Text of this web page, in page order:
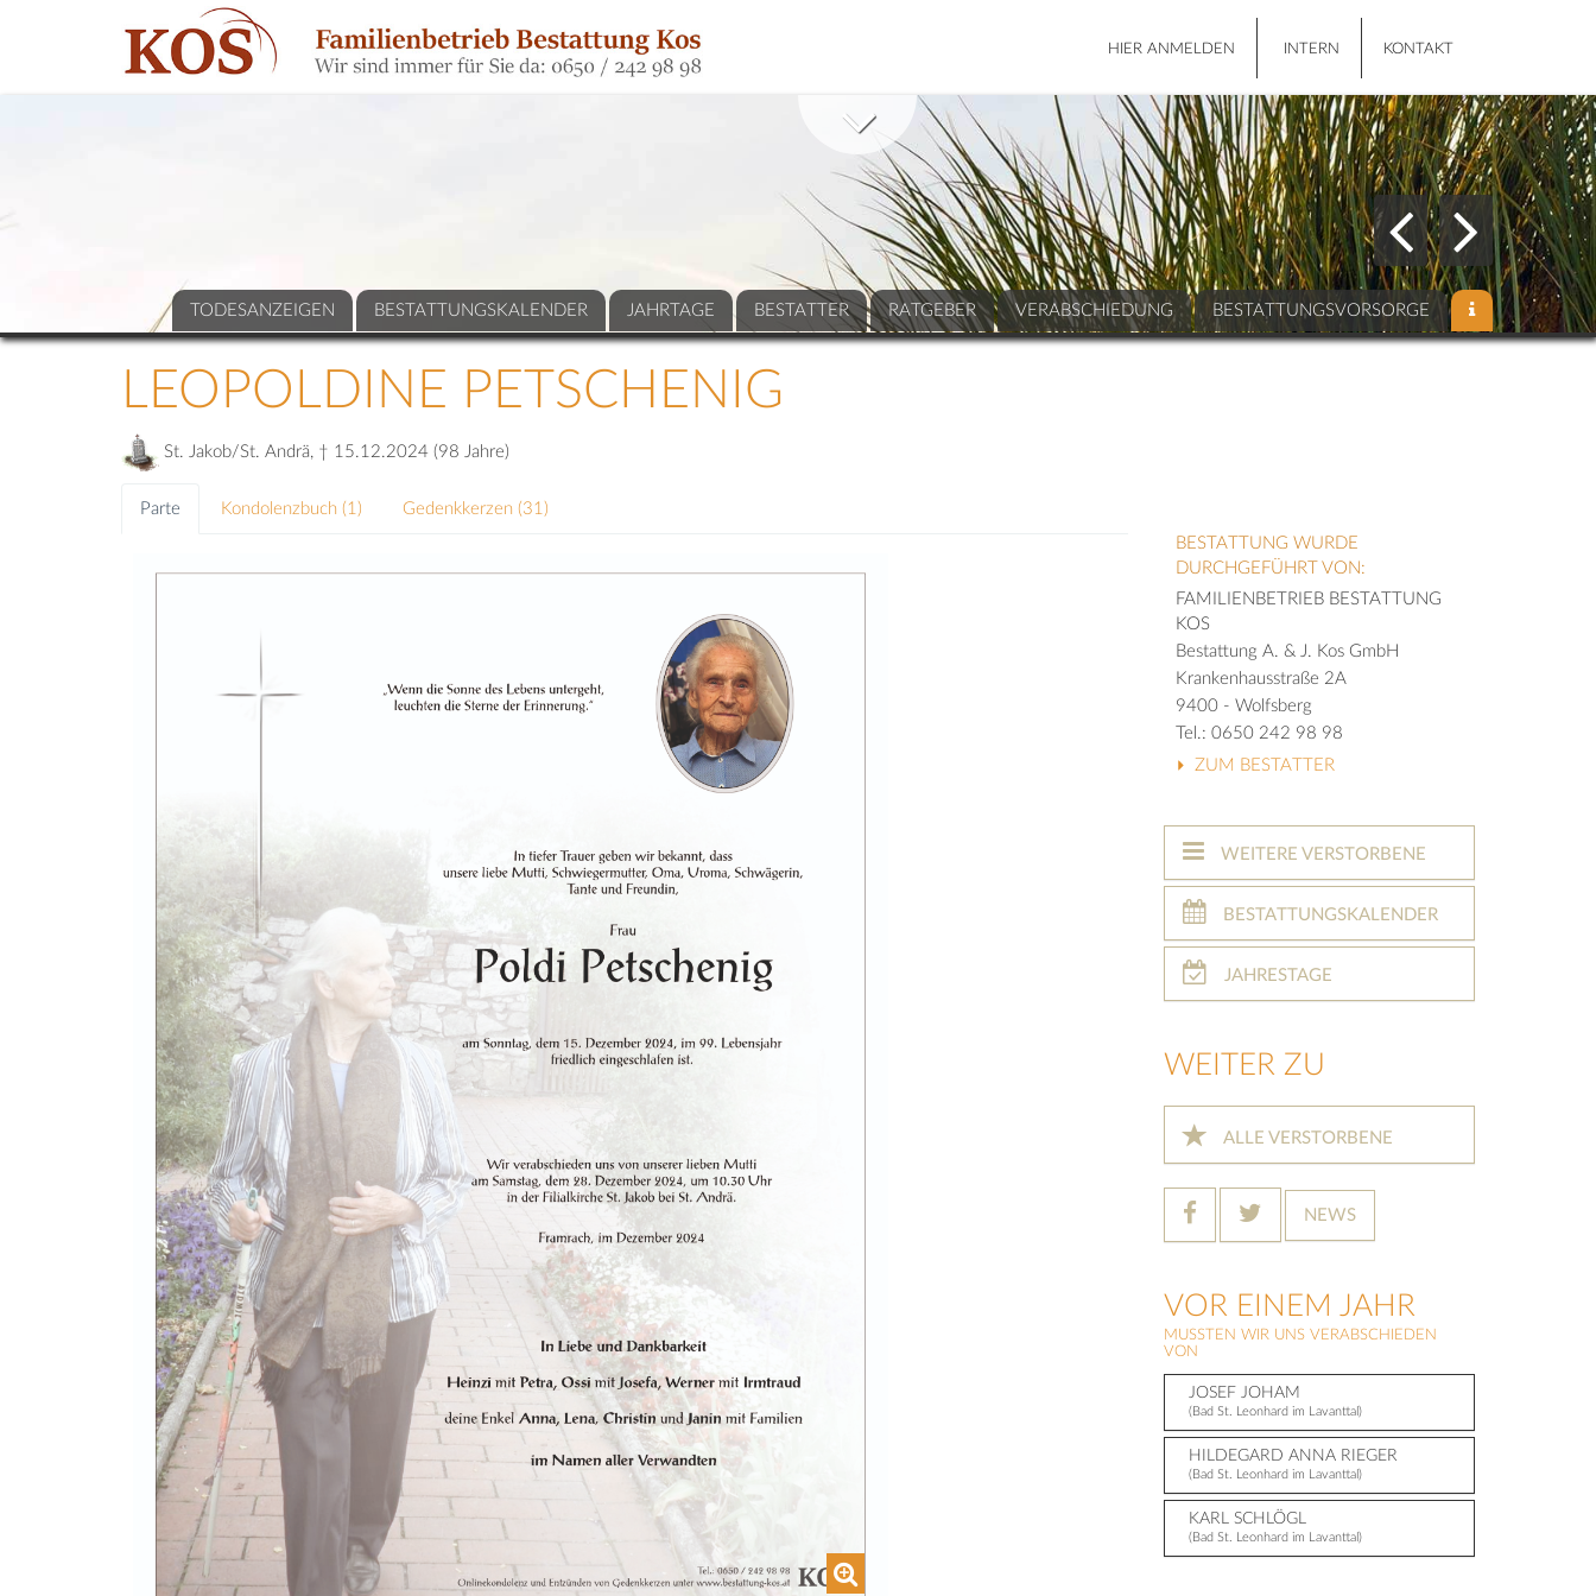
HIER ANMELDEN INTERN KONTAKT
TODESANZEIGEN BESTATTUNGSKALENDER JAHRTAGE BESTATTER RATGEBER VERABSCHIEDUNG BESTATTUNGSVORSORGE
LEOPOLDINE PETSCHENIG
St. Jakob/St. Andrä, † 15.12.2024 (98 Jahre)
Parte Kondolenzbuch (1) Gedenkkerzen (31)
BESTATTUNG WURDE
DURCHGEFÜHRT VON:
FAMILIENBETRIEB BESTATTUNG
KOS
Bestattung A. & J. Kos GmbH
Krankenhausstraße 2A
9400 - Wolfsberg
Tel.: 0650 242 98 98
ZUM BESTATTER
WEITERE VERSTORBENE
BESTATTUNGSKALENDER
JAHRESTAGE
WEITER ZU
ALLE VERSTORBENE
NEWS
VOR EINEM JAHR
MUSSTEN WIR UNS VERABSCHIEDEN
VON
JOSEF JOHAM
(Bad St. Leonhard im Lavanttal)
HILDEGARD ANNA RIEGER
(Bad St. Leonhard im Lavanttal)
KARL SCHLÖGL
(Bad St. Leonhard im Lavanttal)